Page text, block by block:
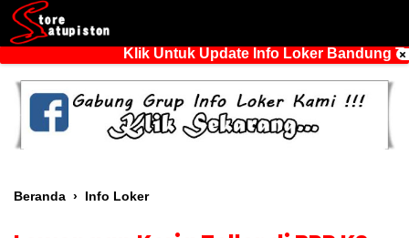
Beranda › Info Loker
Klik Untuk Update Info Loker Bandung